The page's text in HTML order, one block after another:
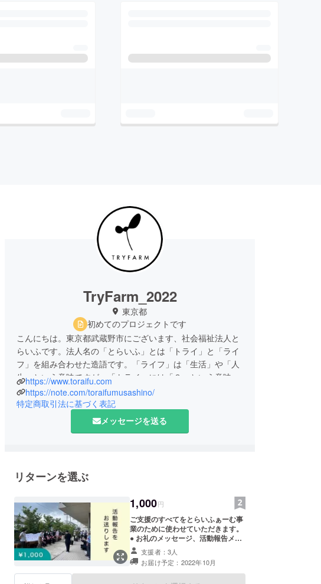
TryFarm_2022
東京都
初めてのプロジェクトです
こんにちは。東京都武蔵野市にございます、社会福祉法人と
らいふです。法人名の「とらいふ」とは「トライ」と「ライ
フ」を組み合わせた造語です。「ライフ」は「生活」や「人
生」という意味ですが、「トライ」には「３」という意味が
あります（楽器の「トライアングル」のトライです）。この
「３」は、「法人」「地域」「行政」を指しており、法人名
称にはこの三者が協力し合いながら市民の「生活」「人生」
を支えつつ、より良い福祉社会の創造を図りたいとの法人の
ター「ぐっどういる境南」を立ち上げ、2004年に武蔵野市で
の福祉ニーズに応えられる福祉サービスの提供をしてまいり
ました。
そして、2017年5月に当法人三番目の施設として、特別養護
老人ホームを中心とした多目的福祉施設である「とらいふ武
蔵野」を開設しました。この「とらいふ武蔵野」は、高齢者
https://www.toraifu.com
https://note.com/toraifumusashino/
特定商取引法に基づく表記
メッセージを送る
リターンを選ぶ
1,000円
ご支援のすべてをとらいふぁーむ事
業のために使わせていただきます。
● お礼のメッセージ、活動報告メー
ルをお送りします。 ※プロジェクト
ページ「活動報告」欄にてご報告さ
せていただきます。
支援者：3人
お届け予定：2022年10月